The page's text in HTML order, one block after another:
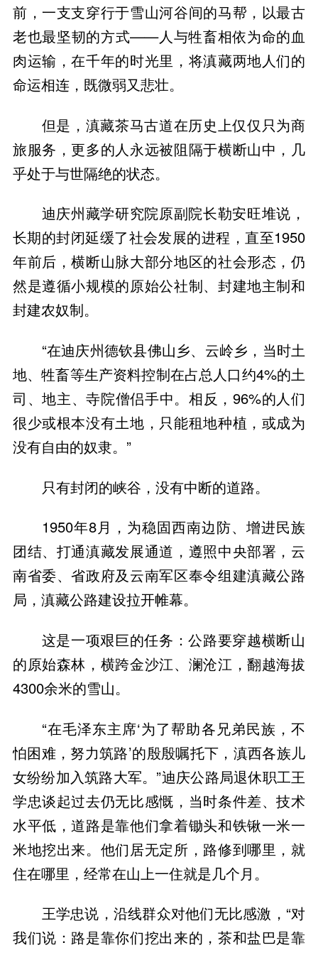
前，一支支穿行于雪山河谷间的马帮，以最古
老也最坚韧的方式——人与牲畜相依为命的血
肉运输，在千年的时光里，将滇藏两地人们的
命运相连，既微弱又悲壮。
但是，滇藏茶马古道在历史上仅仅只为商
旅服务，更多的人永远被阻隔于横断山中，几
乎处于与世隔绝的状态。
迪庆州藏学研究院原副院长勒安旺堆说，
长期的封闭延缓了社会发展的进程，直至1950
年前后，横断山脉大部分地区的社会形态，仍
然是遵循小规模的原始公社制、封建地主制和
封建农奴制。
“在迪庆州德钦县佛山乡、云岭乡，当时土
地、牲畜等生产资料控制在占总人口约4%的土
司、地主、寺院僧侣手中。相反，96%的人们
很少或根本没有土地，只能租地种植，或成为
没有自由的奴隶。”
只有封闭的峡谷，没有中断的道路。
1950年8月，为稳固西南边防、增进民族
团结、打通滇藏发展通道，遵照中央部署，云
南省委、省政府及云南军区奉令组建滇藏公路
局，滇藏公路建设拉开帷幕。
这是一项艰巨的任务：公路要穿越横断山
的原始森林，横跨金沙江、澜沧江，翻越海拔
4300余米的雪山。
“在毛泽东主席‘为了帮助各兄弟民族，不
怕困难，努力筑路’的殷殷嘱托下，滇西各族儿
女纷纷加入筑路大军。”迪庆公路局退休职工王
学忠谈起过去仍无比感慨，当时条件差、技术
水平低，道路是靠他们拿着锄头和铁锹一米一
米地挖出来。他们居无定所，路修到哪里，就
住在哪里，经常在山上一住就是几个月。
王学忠说，沿线群众对他们无比感激，“对
我们说：路是靠你们挖出来的，茶和盐巴是靠